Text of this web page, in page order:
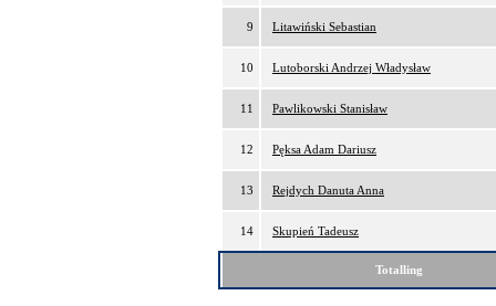
9 Litawiński Sebastian
10 Lutoborski Andrzej Władysław
11 Pawlikowski Stanisław
12 Pęksa Adam Dariusz
13 Rejdych Danuta Anna
14 Skupień Tadeusz
Totalling